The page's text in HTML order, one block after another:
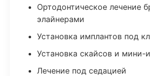
Ортодонтическое лечение
элайнерами
Установка имплантов под
Установка скайсов и мини-
Лечение под седацией